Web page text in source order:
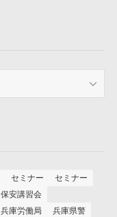
セミナー
セミナー
保安講習会
兵庫労働局
兵庫県警